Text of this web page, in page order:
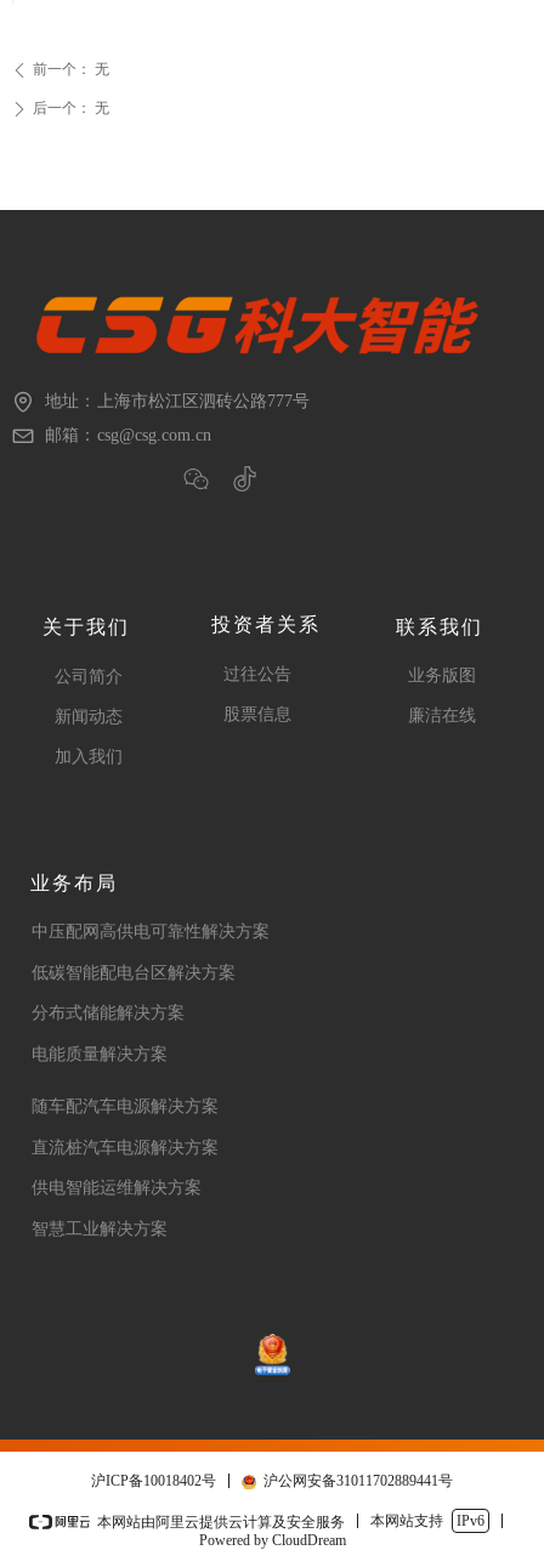
ꄴ 前一个： 无
ꄲ 后一个： 无
地址： 上海市松江区泗砖公路777号
邮箱： csg@csg.com.cn
中压配网高供电可靠性解决方案
低碳智能配电台区解决方案
分布式储能解决方案
电能质量解决方案
业务布局
随车配汽车电源解决方案
直流桩汽车电源解决方案
供电智能运维解决方案
智慧工业解决方案
公司简介
新闻动态
加入我们
关于我们
过往公告
股票信息
投资者关系
业务版图
廉洁在线
联系我们
沪ICP备10018402号 沪公网安备31011702889441号
本网站由阿里云提供云计算及安全服务 本网站支持
IPv6
Powered by CloudDream